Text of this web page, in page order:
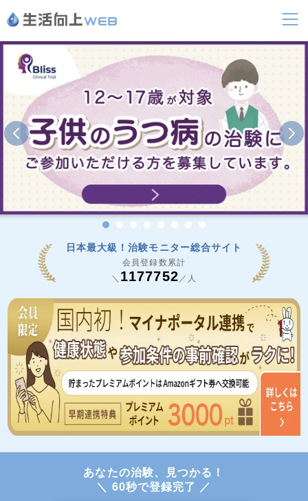
日本最大級！治験モニター総合サイト
会員登録数累計
＼ 1177752 ／人
あなたの治験、見つかる！
＼ 60秒で登録完了 ／